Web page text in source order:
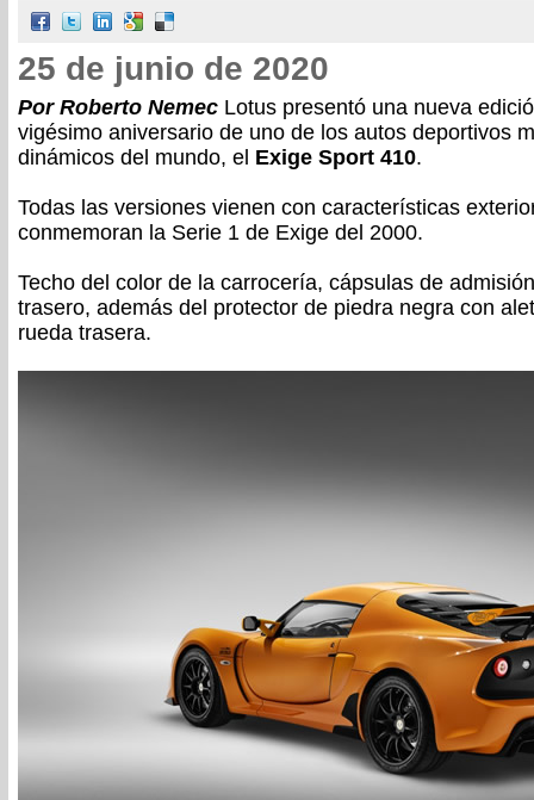
25 de junio de 2020
Por Roberto Nemec Lotus presentó una nueva
vigésimo aniversario de uno de los autos deportivos
dinámicos del mundo, el Exige Sport 410.
Todas las versiones vienen con características
conmemoran la Serie 1 de Exige del 2000.
Techo del color de la carrocería, cápsulas de
trasero, además del protector de piedra negra con
rueda trasera.